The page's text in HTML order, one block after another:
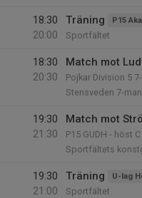
18:30
20:00
Träning P15
Sportfältet
18:30
20:30
Match mot
Pojkar Division 5
Stensveden 7-
19:30
21:30
Match mot
P15 GUDH - höst C
Sportfältets
19:30
21:00
Träning U-lag
Sportfältet